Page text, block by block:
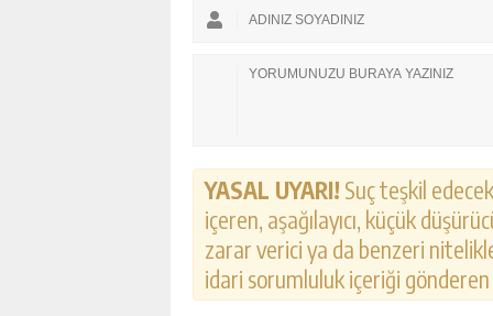
YASAL UYARI! Suç teşkil
içeren, aşağılayıcı, küçük
zarar verici ya da benzeri
idari sorumluluk içeriği